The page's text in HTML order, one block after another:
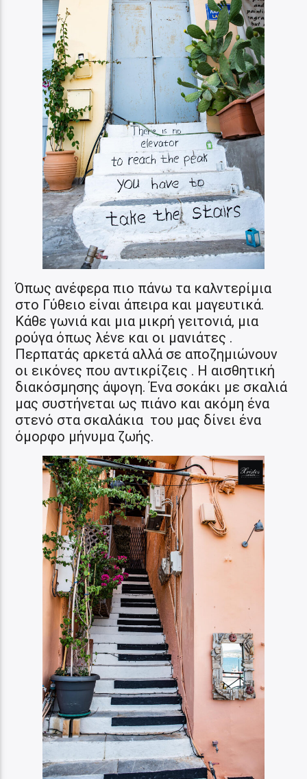
Όπως ανέφερα πιο πάνω τα καλντερίμια
στο Γύθειο είναι άπειρα και μαγευτικά.
Κάθε γωνιά και μια μικρή γειτονιά, μια
ρούγα όπως λένε και οι μανιάτες .
Περπατάς αρκετά αλλά σε αποζημιώνουν
οι εικόνες που αντικρίζεις . Η αισθητική
διακόσμησης άψογη. Ένα σοκάκι με σκαλιά
μας συστήνεται ως πιάνο και ακόμη ένα
στενό στα σκαλάκια του μας δίνει ένα
όμορφο μήνυμα ζωής.